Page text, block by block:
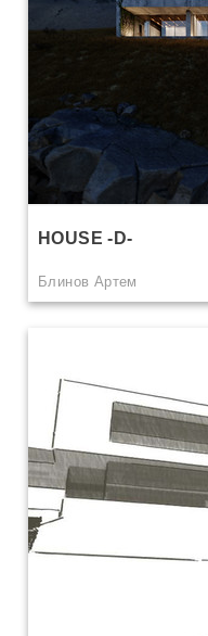
HOUSE -D-
Блинов Артем